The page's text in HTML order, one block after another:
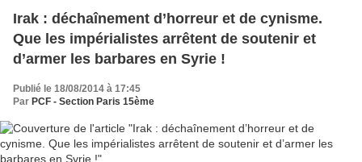
Irak : déchaînement d’horreur et de cynisme.
Que les impérialistes arrêtent de soutenir et
d’armer les barbares en Syrie !
Publié le 18/08/2014 à 17:45
Par PCF - Section Paris 15ème